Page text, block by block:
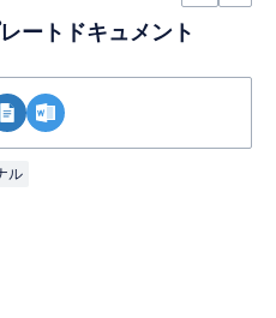
ートドキュメント
ル